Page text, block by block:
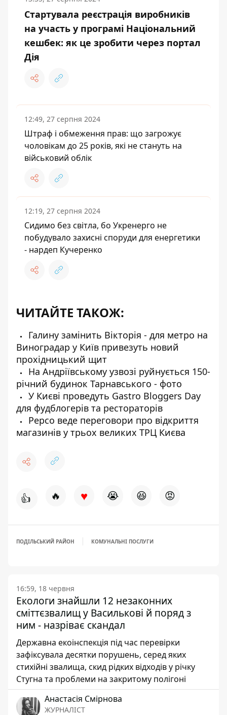
Стартувала реєстрація виробників
на участь у програмі Національний
кешбек: як це зробити через портал
Дія
12:49, 27 серпня 2024
Штраф і обмеження прав: що загрожує
чоловікам до 25 років, які не стануть на
військовий облік
12:19, 27 серпня 2024
Сидимо без світла, бо Укренерго не
побудувало захисні споруди для енергетики
- нардеп Кучеренко
ЧИТАЙТЕ ТАКОЖ:
Галину замінить Вікторія - для метро на
Виноградар у Київ привезуть новий
прохідницький щит
На Андріївському узвозі руйнується 150-
річний будинок Тарнавського - фото
У Києві проведуть Gastro Bloggers Day
для фудблогерів та рестораторів
Pepco веде переговори про відкриття
магазинів у трьох великих ТРЦ Києва
👍 🔥 ♥ 😭 😆 😡
ПОДІЛЬСЬКИЙ РАЙОН КОМУНАЛЬНІ ПОСЛУГИ
16:59, 18 червня
Екологи знайшли 12 незаконних
сміттєзвалищ у Василькові й поряд з
ним - назріває скандал
Державна екоінспекція під час перевірки
зафіксувала десятки порушень, серед яких
стихійні звалища, скид рідких відходів у річку
Стугна та проблеми на закритому полігоні
Анастасія Смірнова
ЖУРНАЛІСТ